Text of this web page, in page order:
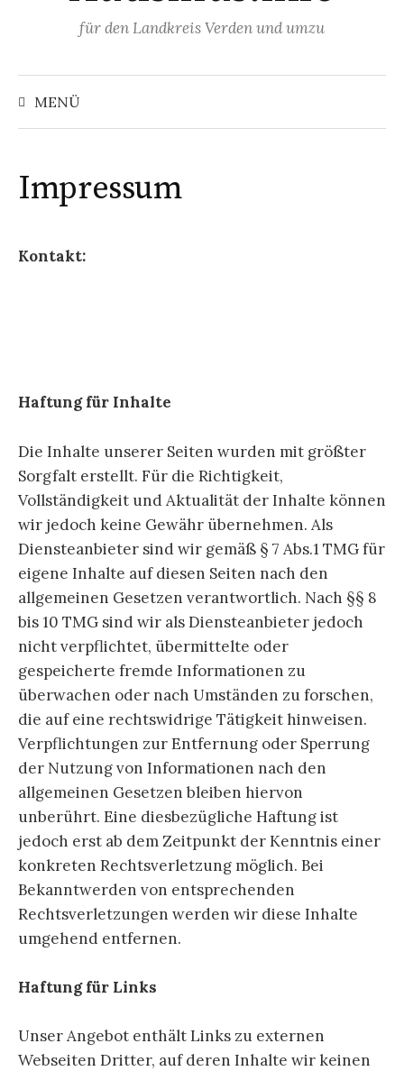
für den Landkreis Verden und umzu
MENÜ
Suchen
Impressum
Kontakt:
Haftung für Inhalte
Die Inhalte unserer Seiten wurden mit größter
Sorgfalt erstellt. Für die Richtigkeit,
Vollständigkeit und Aktualität der Inhalte können
wir jedoch keine Gewähr übernehmen. Als
Diensteanbieter sind wir gemäß § 7 Abs.1 TMG für
eigene Inhalte auf diesen Seiten nach den
allgemeinen Gesetzen verantwortlich. Nach §§ 8
bis 10 TMG sind wir als Diensteanbieter jedoch
nicht verpflichtet, übermittelte oder
gespeicherte fremde Informationen zu
überwachen oder nach Umständen zu forschen,
die auf eine rechtswidrige Tätigkeit hinweisen.
Verpflichtungen zur Entfernung oder Sperrung
der Nutzung von Informationen nach den
allgemeinen Gesetzen bleiben hiervon
unberührt. Eine diesbezügliche Haftung ist
jedoch erst ab dem Zeitpunkt der Kenntnis einer
konkreten Rechtsverletzung möglich. Bei
Bekanntwerden von entsprechenden
Rechtsverletzungen werden wir diese Inhalte
umgehend entfernen.
Haftung für Links
Unser Angebot enthält Links zu externen
Webseiten Dritter, auf deren Inhalte wir keinen